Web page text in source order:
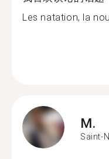
Les natation, la
M.
Saint-